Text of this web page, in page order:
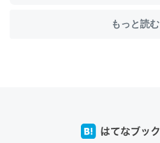
もっと読む